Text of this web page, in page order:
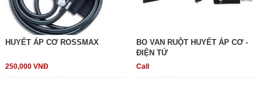
HUYẾT ÁP CƠ ROSSMAX
250,000 VNĐ
BO VAN RUỘT HUYẾT ÁP CƠ -
ĐIỆN TỬ
Call